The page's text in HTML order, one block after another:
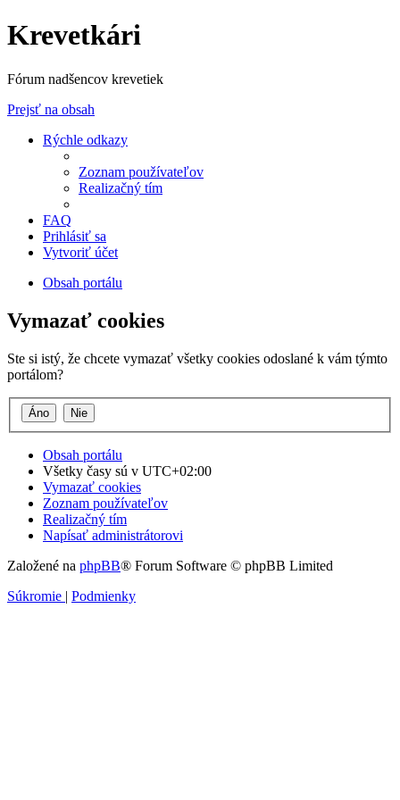
Krevetkári
Fórum nadšencov krevetiek
Prejsť na obsah
Rýchle odkazy
Zoznam používateľov
Realizačný tím
FAQ
Prihlásiť sa
Vytvoriť účet
Obsah portálu
Vymazať cookies
Ste si istý, že chcete vymazať všetky cookies odoslané k vám týmto
portálom?
Obsah portálu
Všetky časy sú v UTC+02:00
Vymazať cookies
Zoznam používateľov
Realizačný tím
Napísať administrátorovi
Založené na phpBB® Forum Software © phpBB Limited
Súkromie | Podmienky